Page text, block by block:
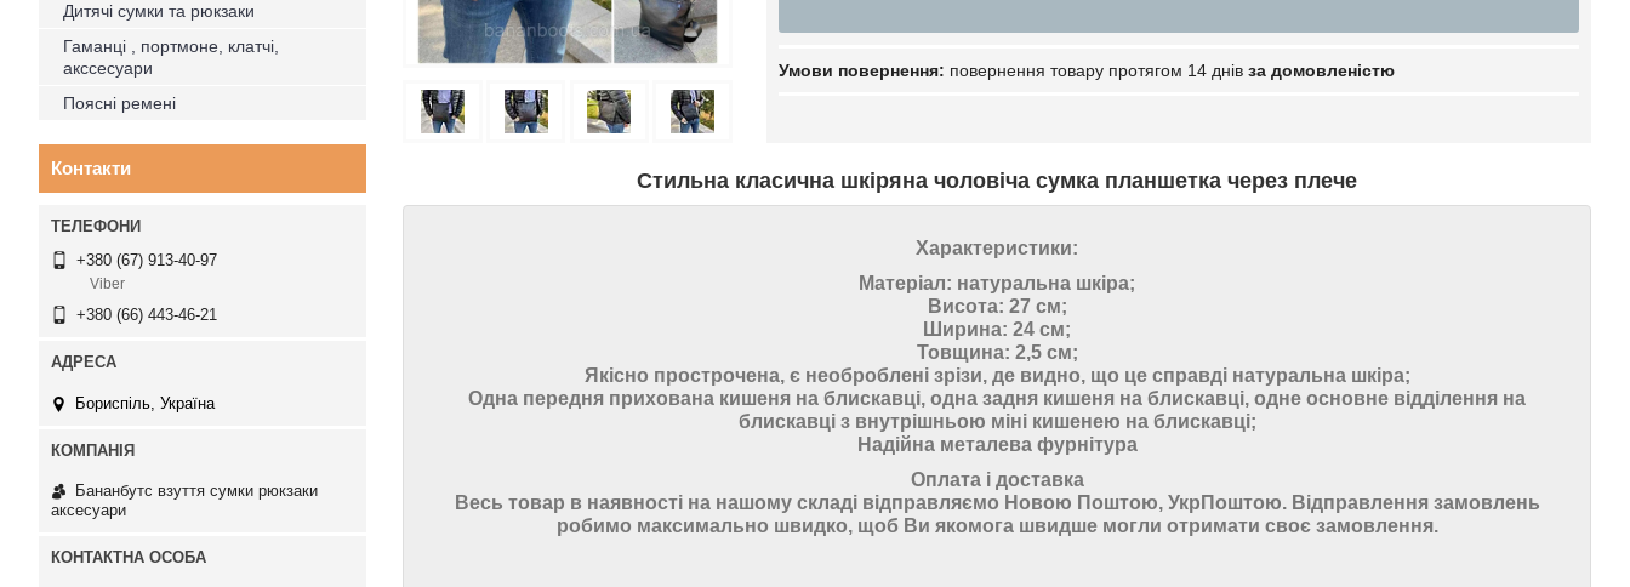
повернення товару протягом 14 днів за домовленістю
Стильна класична шкіряна чоловіча сумка планшетка через плече
Характеристики:
Матеріал: натуральна шкіра;
Висота: 27 см;
Ширина: 24 см;
Товщина: 2,5 см;
Якісно прострочена, є необроблені зрізи, де видно, що це справді натуральна шкіра;
Одна передня прихована кишеня на блискавці, одна задня кишеня на блискавці, одне основне відділення на
блискавці з внутрішньою міні кишенею на блискавці;
Надійна металева фурнітура
Оплата і доставка
Весь товар в наявності на нашому складі відправляємо Новою Поштою, УкрПоштою. Відправлення замовлень
робимо максимально швидко, щоб Ви якомога швидше могли отримати своє замовлення.
Дитячі сумки та рюкзаки
Гаманці , портмоне, клатчі,
акссесуари
Поясні ремені
Контакти
+380 (67) 913-40-97
Viber
+380 (66) 443-46-21
Бориспіль, Україна
Бананбутс взуття сумки рюкзаки
аксесуари